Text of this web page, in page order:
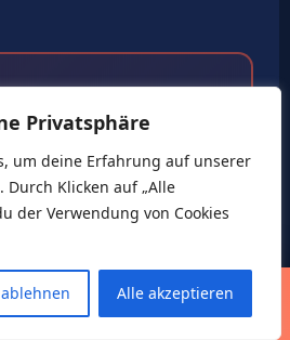
Privatsphäre
um deine Erfahrung auf unserer
Durch Klicken auf „Alle
der Verwendung von Cookies
Alle akzeptieren
wirtschaftlich,
regional
Restwert deines
Online-
musst du ANFRAGE